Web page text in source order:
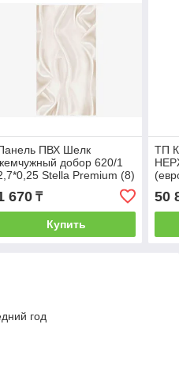
ПВХ Шелк
добор 620/1
Stella Premium (8)
670₸
Купить
ТП
50
год